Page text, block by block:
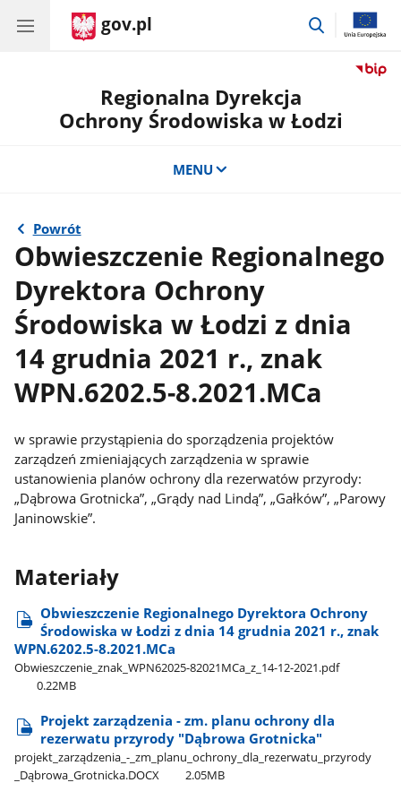
gov.pl
przejdź
Regionalna Dyrekcja
Ochrony Środowiska w Łodzi
MENU
Powrót
Obwieszczenie Regionalnego
Dyrektora Ochrony
Środowiska w Łodzi z dnia
14 grudnia 2021 r., znak
WPN.6202.5-8.2021.MCa
w sprawie przystąpienia do sporządzenia projektów
zarządzeń zmieniających zarządzenia w sprawie
ustanowienia planów ochrony dla rezerwatów przyrody:
„Dąbrowa Grotnicka”, „Grądy nad Lindą”, „Gałków”, „Parowy
Janinowskie”.
Materiały
Obwieszczenie Regionalnego Dyrektora Ochrony
Środowiska w Łodzi z dnia 14 grudnia 2021 r., znak
WPN.6202.5-8.2021.MCa
Obwieszczenie​_znak​_WPN62025-82021MCa​_z​_14-12-2021.pdf
0.22MB
Projekt zarządzenia - zm. planu ochrony dla
rezerwatu przyrody "Dąbrowa Grotnicka"
projekt​_zarządzenia​_-​_zm​_planu​_ochrony​_dla​_rezerwatu​_przyrody​
_Dąbrowa​_Grotnicka.DOCX
2.05MB